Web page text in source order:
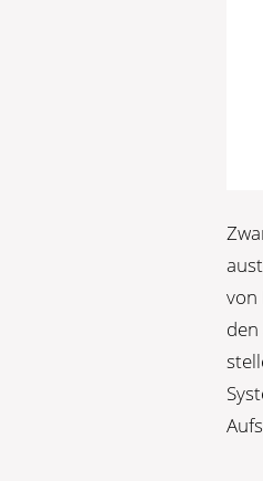
von